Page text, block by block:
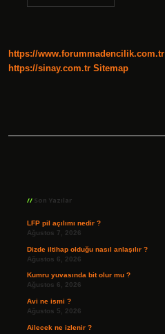
https://www.forummadencilik.com.tr
https://sinay.com.tr Sitemap
Son Yazılar
LFP pil açılımı nedir ?
Ağustos 7, 2026
Dizde iltihap olduğu nasıl anlaşılır ?
Ağustos 6, 2026
Kumru yuvasında bit olur mu ?
Ağustos 6, 2026
Avi ne ismi ?
Ağustos 5, 2026
Ailecek ne izlenir ?